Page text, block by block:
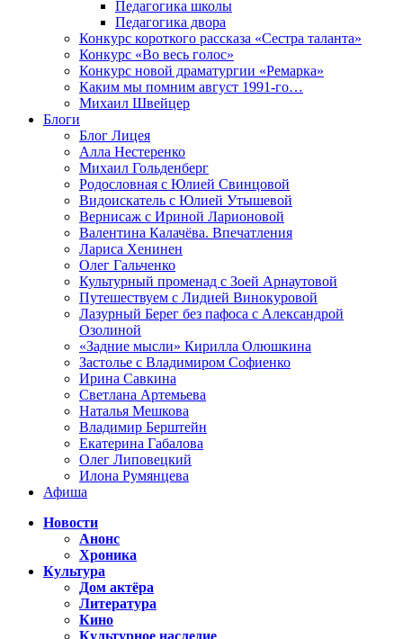
Педагогика школы
Педагогика двора
Конкурс короткого рассказа «Сестра таланта»
Конкурс «Во весь голос»
Конкурс новой драматургии «Ремарка»
Каким мы помним август 1991-го…
Михаил Швейцер
Блоги
Блог Лицея
Алла Нестеренко
Михаил Гольденберг
Родословная с Юлией Свинцовой
Видоискатель с Юлией Утышевой
Вернисаж с Ириной Ларионовой
Валентина Калачёва. Впечатления
Лариса Хенинен
Олег Гальченко
Культурный променад с Зоей Арнаутовой
Путешествуем с Лидией Винокуровой
Лазурный Берег без пафоса с Александрой
Озолиной
«Задние мысли» Кирилла Олюшкина
Застолье с Владимиром Софиенко
Ирина Савкина
Светлана Артемьева
Наталья Мешкова
Владимир Берштейн
Екатерина Габалова
Олег Липовецкий
Илона Румянцева
Афиша
Новости
Анонс
Хроника
Культура
Дом актёра
Литература
Кино